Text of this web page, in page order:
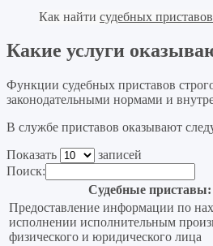
Как найти судебных приставов
Какие услуги
Функции судебных приставов
законодательными нормами и
В службе приставов оказывают
Показать
записей
Поиск:
Судебные приставы:
Предоставление информации по
исполнении исполнительным
физического и юридического лица